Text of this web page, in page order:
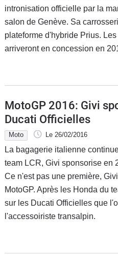
intronisation officielle par la
salon de Genève. Sa
plateforme d'hybride Prius.
arriveront en concession en
MotoGP 2016: Givi
Ducati Officielles
Moto Le 26/02/2016
La bagagerie italienne
team LCR, Givi sponsorise en
Ce n'est pas une première,
MotoGP. Après les Honda du
sur les Ducati Officielles que
l'accessoiriste transalpin.